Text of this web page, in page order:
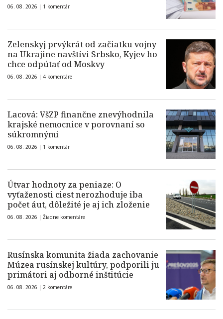
06. 08. 2026 | 1 komentár
Zelenskyj prvýkrát od začiatku vojny
na Ukrajine navštívi Srbsko, Kyjev ho
chce odpútať od Moskvy
06. 08. 2026 | 4 komentáre
Lacová: VšZP finančne znevýhodnila
krajské nemocnice v porovnaní so
súkromnými
06. 08. 2026 | 1 komentár
Útvar hodnoty za peniaze: O
vyťaženosti ciest nerozhoduje iba
počet áut, dôležité je aj ich zloženie
06. 08. 2026 | Žiadne komentáre
Rusínska komunita žiada zachovanie
Múzea rusínskej kultúry, podporili ju
primátori aj odborné inštitúcie
06. 08. 2026 | 2 komentáre